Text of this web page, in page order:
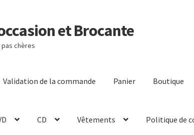
et Brocante
chères
Validation de la commande Panier Boutique
CD Vêtements Politique de